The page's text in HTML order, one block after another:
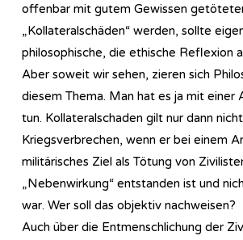
offenbar mit gutem Gewissen
„Kollateralschäden“ werden, sollte
philosophische, die ethische Reflexion
Aber soweit wir sehen, zieren sich
diesem Thema. Man hat es ja mit einer
tun. Kollateralschaden gilt nur dann
Kriegsverbrechen, wenn er bei einem
militärisches Ziel als Tötung von
„Nebenwirkung“ entstanden ist und
war. Wer soll das objektiv nachweisen?
Auch über die Entmenschlichung der